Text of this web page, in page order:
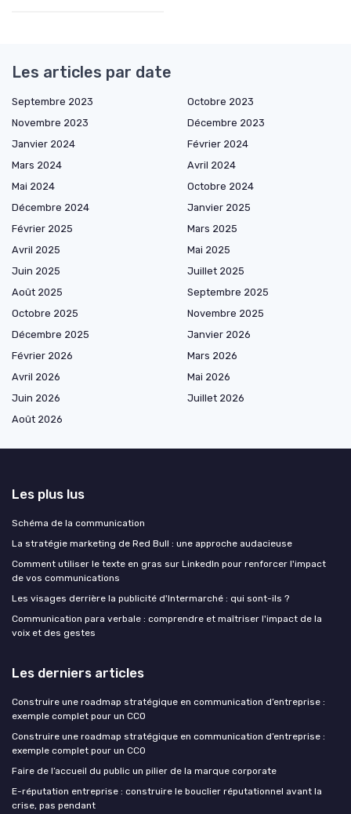
Les articles par date
Septembre 2023
Octobre 2023
Novembre 2023
Décembre 2023
Janvier 2024
Février 2024
Mars 2024
Avril 2024
Mai 2024
Octobre 2024
Décembre 2024
Janvier 2025
Février 2025
Mars 2025
Avril 2025
Mai 2025
Juin 2025
Juillet 2025
Août 2025
Septembre 2025
Octobre 2025
Novembre 2025
Décembre 2025
Janvier 2026
Février 2026
Mars 2026
Avril 2026
Mai 2026
Juin 2026
Juillet 2026
Août 2026
Les plus lus
Schéma de la communication
La stratégie marketing de Red Bull : une approche audacieuse
Comment utiliser le texte en gras sur LinkedIn pour renforcer l'impact
de vos communications
Les visages derrière la publicité d'Intermarché : qui sont-ils ?
Communication para verbale : comprendre et maîtriser l'impact de la
voix et des gestes
Les derniers articles
Construire une roadmap stratégique en communication d’entreprise :
exemple complet pour un CCO
Construire une roadmap stratégique en communication d’entreprise :
exemple complet pour un CCO
Faire de l’accueil du public un pilier de la marque corporate
E-réputation entreprise : construire le bouclier réputationnel avant la
crise, pas pendant